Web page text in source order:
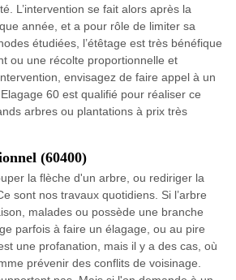
L’intervention se fait alors après la
année, et a pour rôle de limiter sa
étudiées, l’étêtage est très bénéfique
ou une récolte proportionnelle et
envisagez de faire appel à un
60 est qualifié pour réaliser ce
arbres ou plantations à prix très
(60400)
la flèche d'un arbre, ou rediriger la
sont nos travaux quotidiens. Si l’arbre
malades ou possède une branche
parfois à faire un élagage, ou au pire
une profanation, mais il y a des cas, où
prévenir des conflits de voisinage.